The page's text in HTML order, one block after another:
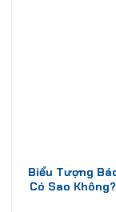
Biểu Tượng
Có Sao